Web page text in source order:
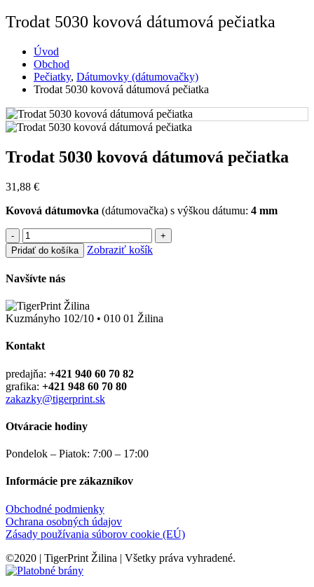
Trodat 5030 kovová dátumová pečiatka
Úvod
Obchod
Pečiatky, Dátumovky (dátumovačky)
Trodat 5030 kovová dátumová pečiatka
Trodat 5030 kovová dátumová pečiatka
31,88 €
Kovová dátumovka (dátumovačka) s výškou dátumu: 4 mm
-
+
Pridať do košíka
Zobraziť košík
Navšívte nás
Kuzmányho 102/10 • 010 01 Žilina
Kontakt
predajňa: +421 940 60 70 82
grafika: +421 948 60 70 80
zakazky@tigerprint.sk
Otváracie hodiny
Pondelok – Piatok: 7:00 – 17:00
Informácie pre zákazníkov
Obchodné podmienky
Ochrana osobných údajov
Zásady používania súborov cookie (EÚ)
©2020 | TigerPrint Žilina | Všetky práva vyhradené.